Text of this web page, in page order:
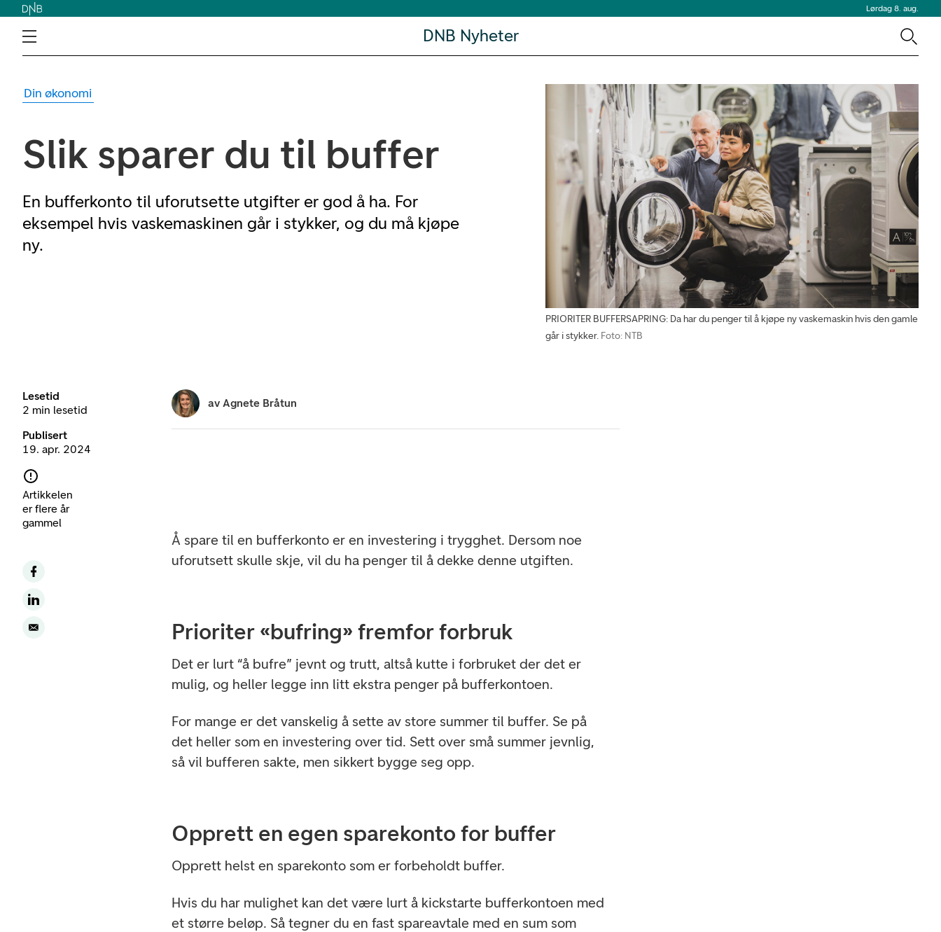
Lørdag 8. aug.
DNB Nyheter
Din økonomi
Slik sparer du til buffer
En bufferkonto til uforutsette utgifter er god å ha. For
eksempel hvis vaskemaskinen går i stykker, og du må kjøpe
ny.
PRIORITER BUFFERSAPRING: Da har du penger til å kjøpe ny vaskemaskin hvis den gamle
går i stykker. Foto: NTB
Lesetid
2 min lesetid
Publisert
19. apr. 2024
Artikkelen
er flere år
gammel
av Agnete Bråtun
Å spare til en bufferkonto er en investering i trygghet. Dersom noe
uforutsett skulle skje, vil du ha penger til å dekke denne utgiften.
Prioriter «bufring» fremfor forbruk
Det er lurt “å bufre” jevnt og trutt, altså kutte i forbruket der det er
mulig, og heller legge inn litt ekstra penger på bufferkontoen.
For mange er det vanskelig å sette av store summer til buffer. Se på
det heller som en investering over tid. Sett over små summer jevnlig,
så vil bufferen sakte, men sikkert bygge seg opp.
Opprett en egen sparekonto for buffer
Opprett helst en sparekonto som er forbeholdt buffer.
Hvis du har mulighet kan det være lurt å kickstarte bufferkontoen med
et større beløp. Så tegner du en fast spareavtale med en sum som